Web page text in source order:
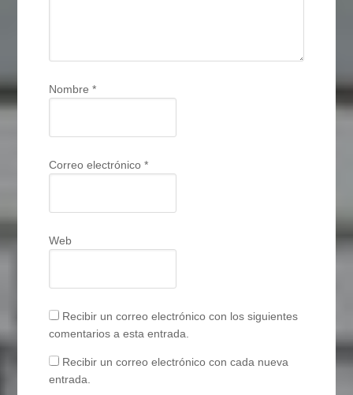
Nombre*
Correo electrónico*
Web
Recibir un correo electrónico con los siguientes
comentarios a esta entrada.
Recibir un correo electrónico con cada nueva
entrada.